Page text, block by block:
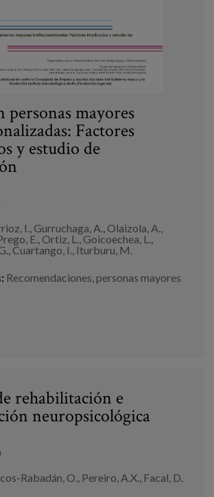
personas mayores
Factores
y estudio de
I., Gurruchaga, A., Olaizola, A.,
E., Ortiz, L., Goicoechea, L.,
Cuartango, I., Iturburu, M.
Recomendaciones personas mayores
rehabilitación e
neuropsicológica
Rabadán, O., Pereiro, A.X., Facal, D.